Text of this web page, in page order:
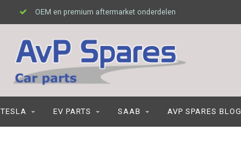
OEM en premium aftermarket onderdelen
TESLA EV PARTS SAAB AVP SPARES BLOG